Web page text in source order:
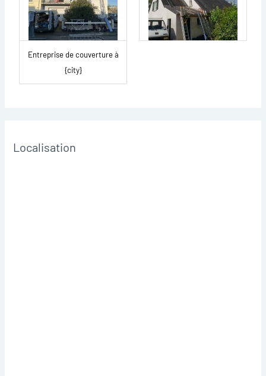
Entreprise de couverture à
{city}
Localisation